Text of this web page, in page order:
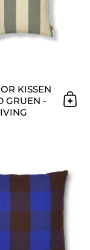
KISSEN
GRUEN -
In